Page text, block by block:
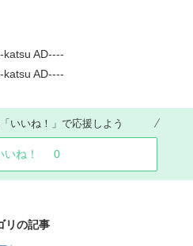
katsu AD----
katsu AD----
いいね！」で応援しよう
いね！ 0
リの記事